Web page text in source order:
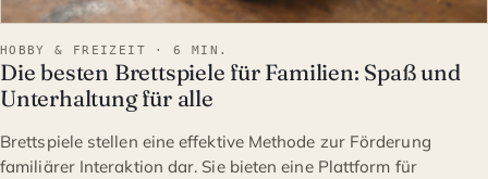
HOBBY & FREIZEIT · 6 MIN.
Die besten Brettspiele für Familien: Spaß und
Unterhaltung für alle
Brettspiele stellen eine effektive Methode zur Förderung
familiärer Interaktion dar. Sie bieten eine Plattform für